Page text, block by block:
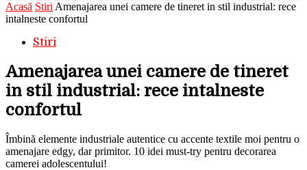
Acasă Stiri Amenajarea unei camere de tineret in stil industrial: rece
intalneste confortul
Stiri
Amenajarea unei camere de tineret
in stil industrial: rece intalneste
confortul
Îmbină elemente industriale autentice cu accente textile moi pentru o
amenajare edgy, dar primitor. 10 idei must-try pentru decorarea
camerei adolescentului!